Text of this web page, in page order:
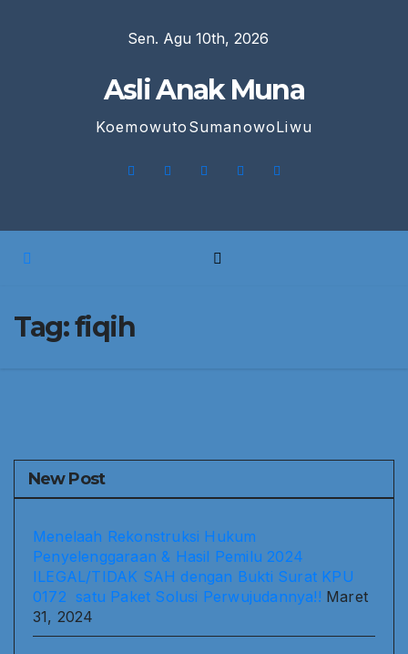
Sen. Agu 10th, 2026
Asli Anak Muna
KoemowutoSumanowoLiwu
Tag:fiqih
New Post
Menelaah Rekonstruksi Hukum
Penyelenggaraan & Hasil Pemilu 2024
ILEGAL/TIDAK SAH dengan Bukti Surat KPU
0172 satu Paket Solusi Perwujudannya!! Maret
31, 2024